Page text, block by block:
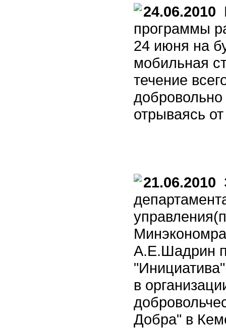
24.06.2010
программы
24 июня на
мобильная
течение
добровольно
отрываясь
21.06.2010
А.Е.Шадрин
в
Добра" в